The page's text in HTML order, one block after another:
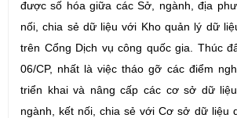
được số hóa giữa các Sở, ngành, địa
nối, chia sẻ dữ liệu với Kho quản lý dữ
trên Cổng Dịch vụ công quốc gia. Thúc
06/CP, nhất là việc tháo gỡ các điểm
triển khai và nâng cấp các cơ sở dữ
ngành, kết nối, chia sẻ với Cơ sở dữ liệu